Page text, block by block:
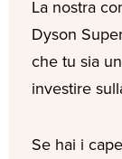
La nostra
Dyson
che tu sia
investire
Se hai i